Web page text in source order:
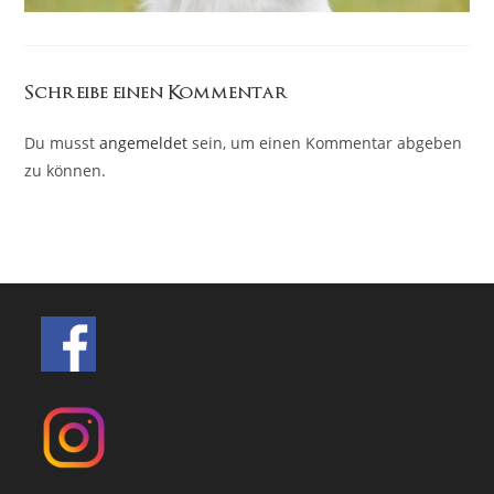
Schreibe einen Kommentar
Du musstangemeldet sein, um einen Kommentar abgeben
zu können.